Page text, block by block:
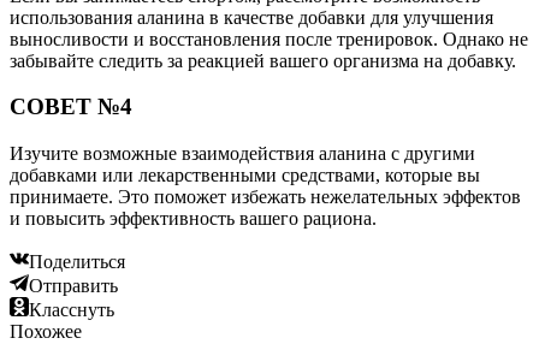
использования аланина в качестве добавки для улучшения
выносливости и восстановления после тренировок. Однако не
забывайте следить за реакцией вашего организма на добавку.
СОВЕТ №4
Изучите возможные взаимодействия аланина с другими
добавками или лекарственными средствами, которые вы
принимаете. Это поможет избежать нежелательных эффектов
и повысить эффективность вашего рациона.
Поделиться
Отправить
Класснуть
Похожее